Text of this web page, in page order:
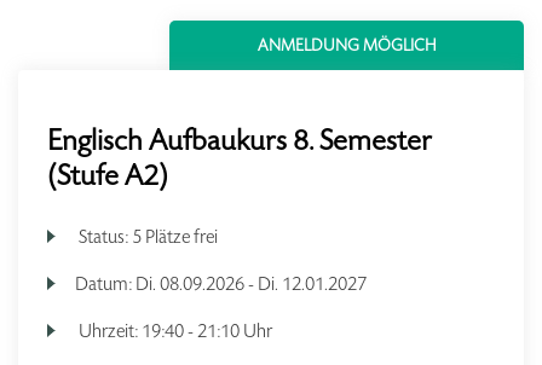
ANMELDUNG MÖGLICH
Englisch Aufbaukurs 8. Semester
(Stufe A2)
Status: 5 Plätze frei
Datum: Di. 08.09.2026 - Di. 12.01.2027
Uhrzeit: 19:40 - 21:10 Uhr